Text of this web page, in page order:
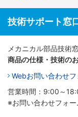
技術サポート窓
メカニカル部品技術
商品の仕様・技術の
Webお問い合わせフ
営業時間：9:00～
※お問い合わせフォー